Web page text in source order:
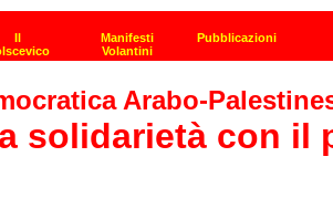
Arabo-
solidarietà con il